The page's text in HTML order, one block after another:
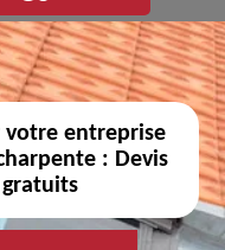
votre entreprise
: Devis